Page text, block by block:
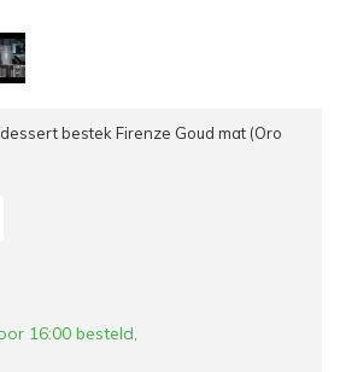
bestek Firenze Goud mat (Oro
16:00 besteld,